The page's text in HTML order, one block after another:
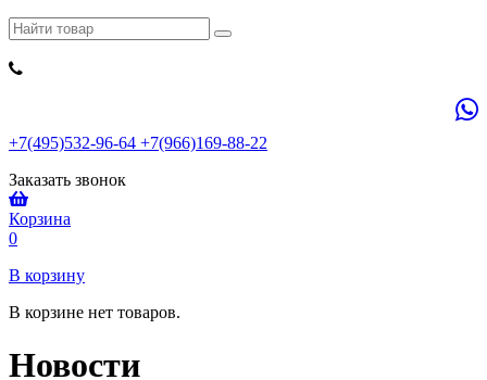
+7(495)532-96-64 +7(966)169-88-22
Заказать звонок
Корзина
0
В корзину
В корзине нет товаров.
Новости